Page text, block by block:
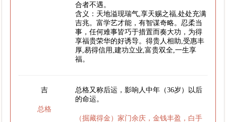
合者不遇。
含义：天地溢现瑞气,享天赐之福,处处充满
吉兆。富学艺才能，有智谋奇略。忍柔当
事，任何难事皆巧于措置而奏大功，为得
享福贵荣华的好诱导。得贵人相助,受惠丰
厚,易得信用,建功立业,富贵双全,一生享
福。
吉
总格
总格又称后运，影响人中年（36岁）以后
的命运。
（掘藏得金）家门余庆，金钱丰盈，白手